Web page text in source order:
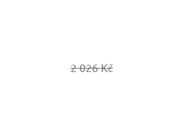
2 026 Kč